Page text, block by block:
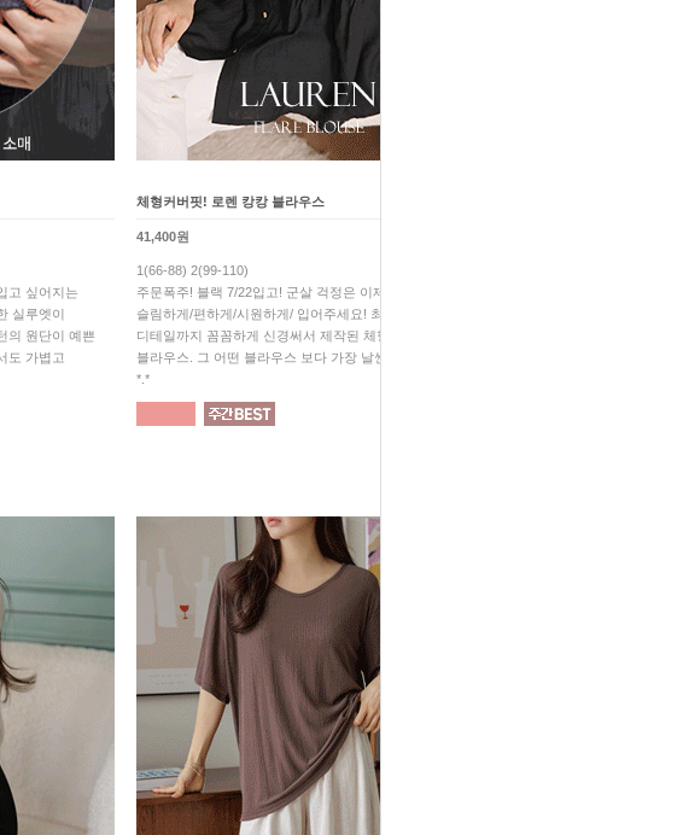
고 싶어지는
실루엣이
의 원단이 예쁜
도 가볍고
체형커버핏! 로렌 캉캉 블라우스
41,400원
1(66-88) 2(99-110)
주문폭주! 블랙 7/22입고! 군살 걱정은 이제 그만^^ 예쁘게/
슬림하게/편하게/시원하게/ 입어주세요! 최고의 원단! 작은
디테일까지 꼼꼼하게 신경써서 제작된 체형 완벽커버
블라우스. 그 어떤 블라우스 보다 가장 날씬해 보일꺼예요
*.*